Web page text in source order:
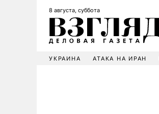
8 августа, суббота
УКРАИНА АТАКА НА ИРАН